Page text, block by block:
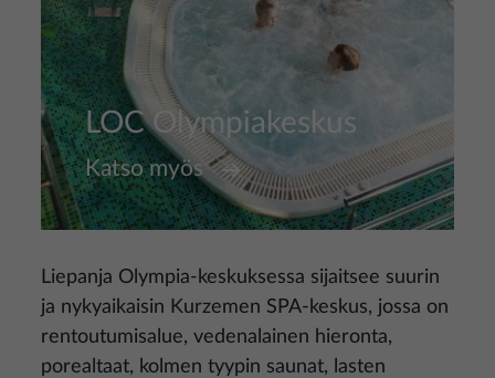
LOC Olympiakeskus
Katso myös
Liepanja Olympia-keskuksessa sijaitsee suurin
ja nykyaikaisin Kurzemen SPA-keskus, jossa on
rentoutumisalue, vedenalainen hieronta,
porealtaat, kolmen tyypin saunat, lasten